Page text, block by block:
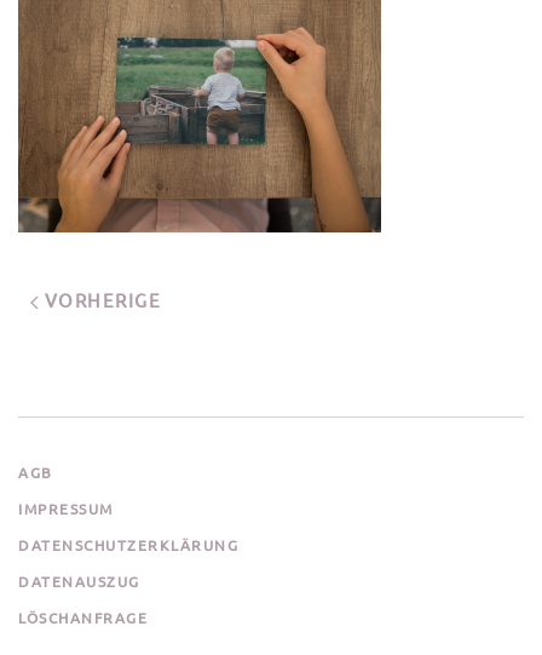
VORHERIGE
AGB
IMPRESSUM
DATENSCHUTZERKLÄRUNG
DATENAUSZUG
LÖSCHANFRAGE